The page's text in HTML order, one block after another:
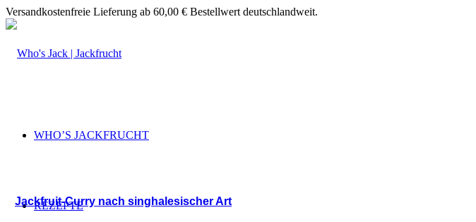
Versandkostenfreie Lieferung ab 60,00 € Bestellwert deutschlandweit.
WHO’S JACKFRUCHT
REZEPTE
Jackfruit-Curry nach singhalesischer Art